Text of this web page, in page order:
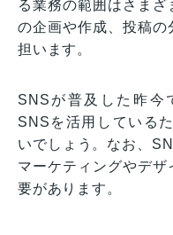
る業務の範囲はさま
の企画や作成、投稿の
担います。
SNSが普及した昨今
SNSを活用している
いでしょう。なお、
マーケティングやデ
要があります。